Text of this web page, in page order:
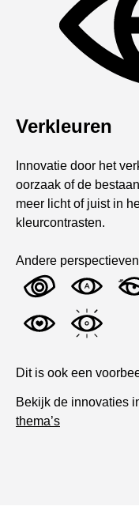
Verkleuren
Innovatie door het
oorzaak of de
meer licht of juist in
kleurcontrasten.
Andere
Dit is ook een
Bekijk de innovaties
thema’s